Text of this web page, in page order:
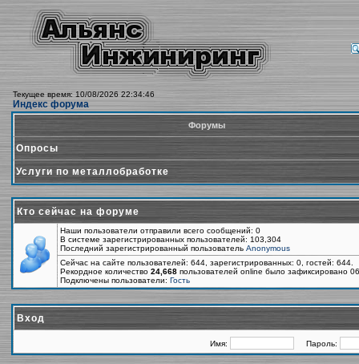
Текущее время: 10/08/2026 22:34:46
Индекс форума
Форумы
Опросы
Услуги по металлобработке
Кто сейчас на форуме
Наши пользователи отправили всего сообщений: 0
В системе зарегистрированных пользователей: 103,304
Последний зарегистрированный пользователь Anonymous
Сейчас на сайте пользователей: 644, зарегистрированных: 0, гостей:
Рекордное количество 24,668 пользователей online было зафиксировано
Подключены пользователи: Гость
Вход
Имя: Пароль: